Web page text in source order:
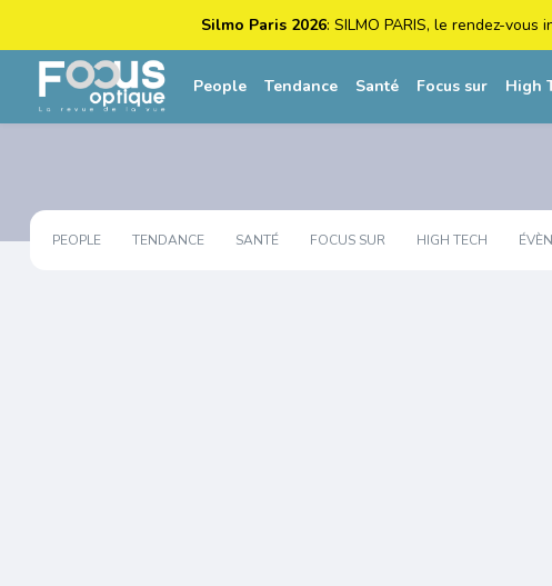
Silmo Paris 2026: SILMO PARIS, le rendez-vous
People Tendance Santé Focus sur High
PEOPLE TENDANCE SANTÉ FOCUS SUR HIGH TECH